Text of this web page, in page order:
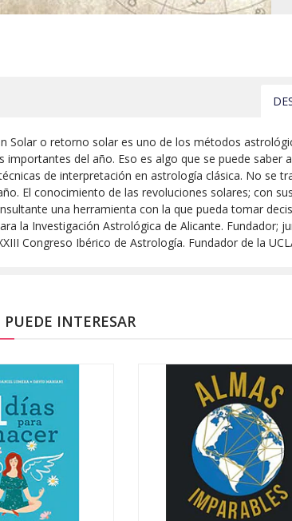
Solar o retorno solar es uno de los métodos
importantes del año. Eso es algo que se puede
de interpretación en astrología clásica. No se
El conocimiento de las revoluciones solares; con
una herramienta con la que pueda tomar
la Investigación Astrológica de Alicante. Fundador;
Congreso Ibérico de Astrología. Fundador de la
INTERESAR